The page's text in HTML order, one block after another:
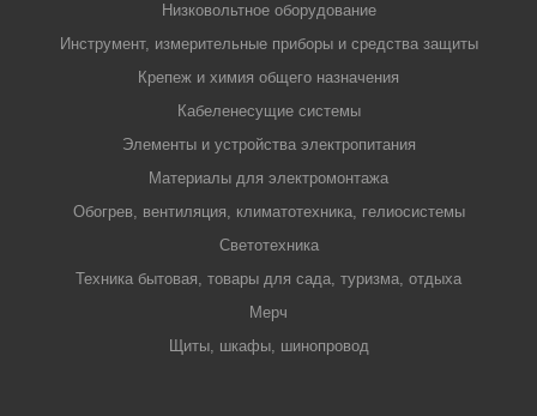
Низковольтное оборудование
Инструмент, измерительные приборы и средства защиты
Крепеж и химия общего назначения
Кабеленесущие системы
Элементы и устройства электропитания
Материалы для электромонтажа
Обогрев, вентиляция, климатотехника, гелиосистемы
Светотехника
Техника бытовая, товары для сада, туризма, отдыха
Мерч
Щиты, шкафы, шинопровод